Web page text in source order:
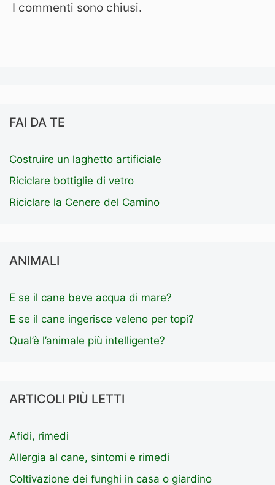
I commenti sono chiusi.
FAI DA TE
Costruire un laghetto artificiale
Riciclare bottiglie di vetro
Riciclare la Cenere del Camino
ANIMALI
E se il cane beve acqua di mare?
E se il cane ingerisce veleno per topi?
Qual’è l’animale più intelligente?
ARTICOLI PIÙ LETTI
Afidi, rimedi
Allergia al cane, sintomi e rimedi
Coltivazione dei funghi in casa o giardino